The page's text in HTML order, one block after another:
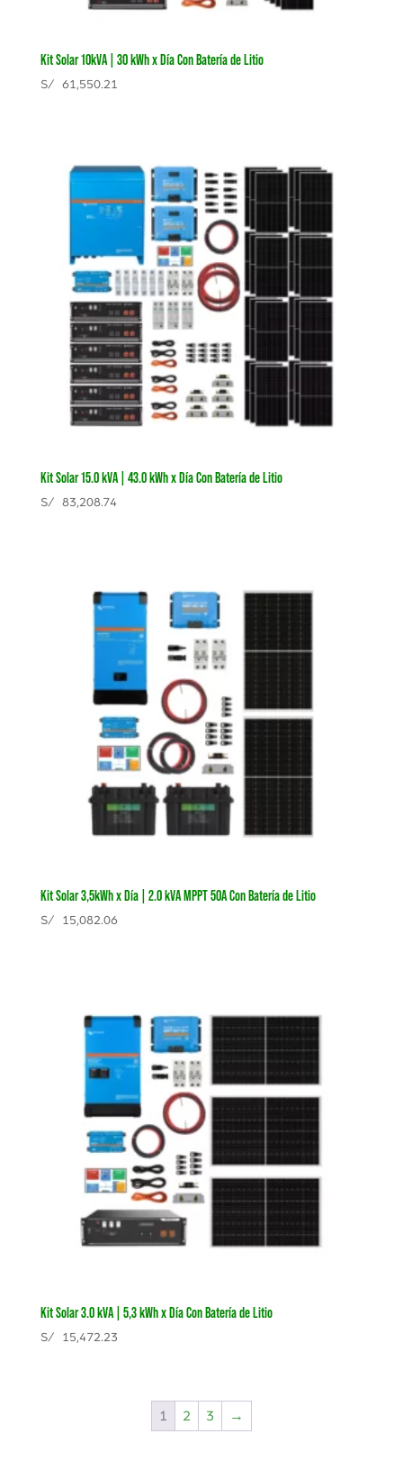
Kit Solar 10kVA | 30 kWh x Día Con Batería de Litio
S/61,550.21
Kit Solar 15.0 kVA | 43.0 kWh x Día Con Batería de Litio
S/83,208.74
Kit Solar 3,5kWh x Día | 2.0 kVA MPPT 50A Con Batería de Litio
S/15,082.06
Kit Solar 3.0 kVA | 5,3 kWh x Día Con Batería de Litio
S/15,472.23
1 2 3 →